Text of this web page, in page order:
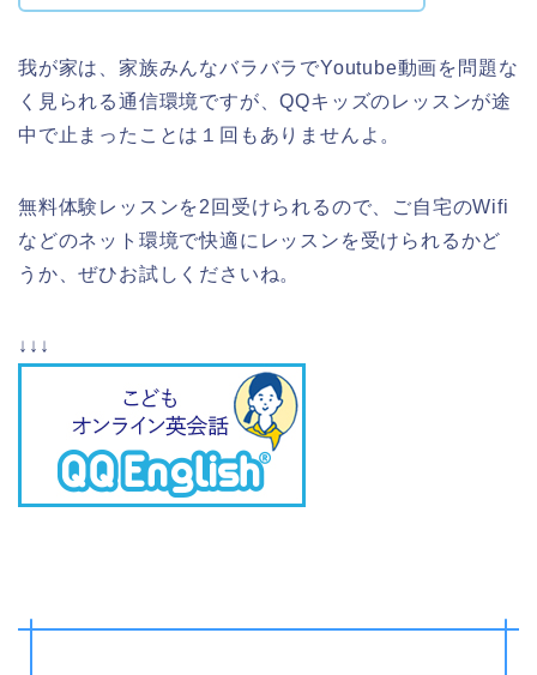
我が家は、家族みんなバラバラでYoutube動画を問題な
く見られる通信環境ですが、QQキッズのレッスンが途
中で止まったことは１回もありませんよ。
無料体験レッスンを2回受けられるので、ご自宅のWifi
などのネット環境で快適にレッスンを受けられるかど
うか、ぜひお試しくださいね。
↓↓↓